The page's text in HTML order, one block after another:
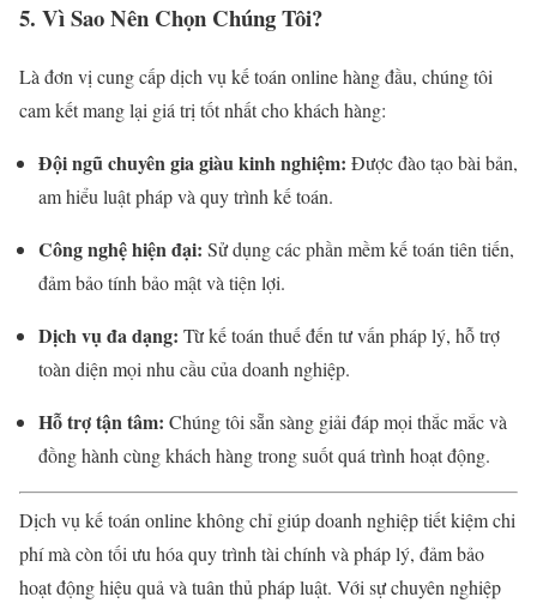
5. Vì Sao Nên Chọn Chúng Tôi?
Là đơn vị cung cấp dịch vụ kế toán online hàng đầu, chúng tôi
cam kết mang lại giá trị tốt nhất cho khách hàng:
Đội ngũ chuyên gia giàu kinh nghiệm: Được đào tạo bài bản,
am hiểu luật pháp và quy trình kế toán.
Công nghệ hiện đại: Sử dụng các phần mềm kế toán tiên tiến,
đảm bảo tính bảo mật và tiện lợi.
Dịch vụ đa dạng: Từ kế toán thuế đến tư vấn pháp lý, hỗ trợ
toàn diện mọi nhu cầu của doanh nghiệp.
Hỗ trợ tận tâm: Chúng tôi sẵn sàng giải đáp mọi thắc mắc và
đồng hành cùng khách hàng trong suốt quá trình hoạt động.
Dịch vụ kế toán online không chỉ giúp doanh nghiệp tiết kiệm chi
phí mà còn tối ưu hóa quy trình tài chính và pháp lý, đảm bảo
hoạt động hiệu quả và tuân thủ pháp luật. Với sự chuyên nghiệp